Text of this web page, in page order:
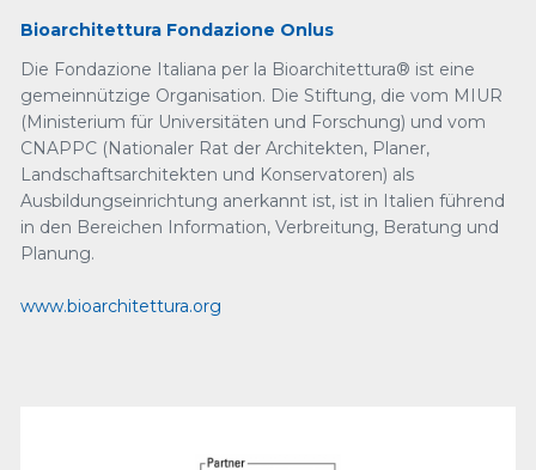
Bioarchitettura Fondazione Onlus
Die Fondazione Italiana per la Bioarchitettura® ist eine
gemeinnützige Organisation. Die Stiftung, die vom MIUR
(Ministerium für Universitäten und Forschung) und vom
CNAPPC (Nationaler Rat der Architekten, Planer,
Landschaftsarchitekten und Konservatoren) als
Ausbildungseinrichtung anerkannt ist, ist in Italien führend
in den Bereichen Information, Verbreitung, Beratung und
Planung.
www.bioarchitettura.org